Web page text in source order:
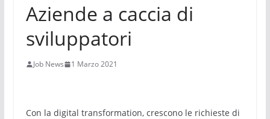
Aziende a caccia di
sviluppatori
Job News 1 Marzo 2021
Con la digital transformation, crescono le richieste di